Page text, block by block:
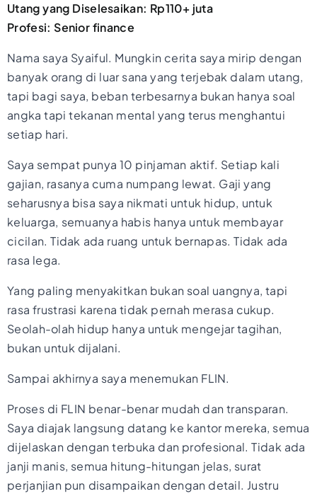
Utang yang Diselesaikan: Rp110+ juta
Profesi: Senior finance
Nama saya Syaiful. Mungkin cerita saya mirip dengan
banyak orang di luar sana yang terjebak dalam utang,
tapi bagi saya, beban terbesarnya bukan hanya soal
angka tapi tekanan mental yang terus menghantui
setiap hari.
Saya sempat punya 10 pinjaman aktif. Setiap kali
gajian, rasanya cuma numpang lewat. Gaji yang
seharusnya bisa saya nikmati untuk hidup, untuk
keluarga, semuanya habis hanya untuk membayar
cicilan. Tidak ada ruang untuk bernapas. Tidak ada
rasa lega.
Yang paling menyakitkan bukan soal uangnya, tapi
rasa frustrasi karena tidak pernah merasa cukup.
Seolah-olah hidup hanya untuk mengejar tagihan,
bukan untuk dijalani.
Sampai akhirnya saya menemukan FLIN.
Proses di FLIN benar-benar mudah dan transparan.
Saya diajak langsung datang ke kantor mereka, semua
dijelaskan dengan terbuka dan profesional. Tidak ada
janji manis, semua hitung-hitungan jelas, surat
perjanjian pun disampaikan dengan detail. Justru